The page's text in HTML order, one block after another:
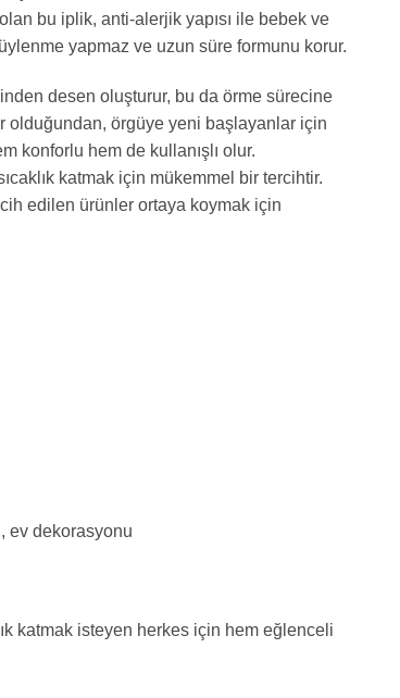
bu iplik, anti-alerjik yapısı ile bebek ve
yapmaz ve uzun süre formunu korur.
desen oluşturur, bu da örme sürecine
olduğundan, örgüye yeni başlayanlar için
konforlu hem de kullanışlı olur.
katmak için mükemmel bir tercihtir.
edilen ürünler ortaya koymak için
ev dekorasyonu
katmak isteyen herkes için hem eğlenceli